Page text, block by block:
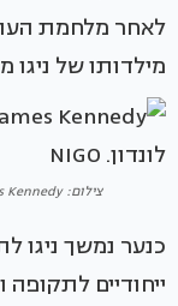
לאחר מלחמת
מילדותו של ניגו
צילום: Elliot James Kennedy, באדיבות מוזיאון העיצוב לונדון. NIGO
כנער נמשך ניגו
ייחודיים